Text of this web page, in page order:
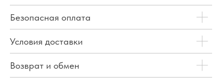
Безопасная оплата
Условия доставки
Возврат и обмен